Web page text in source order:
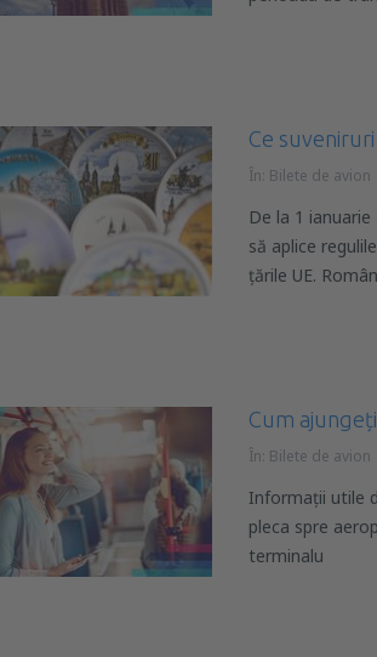
Ce
În: Bilete de avion
De la 1
să aplice
ţările UE.
Cum
În: Bilete de avion
Informații utile
pleca spre
terminalu